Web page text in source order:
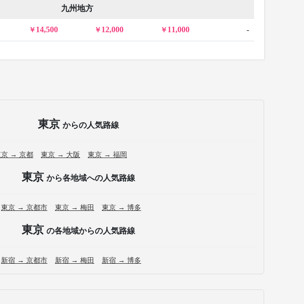
九州地方
14,500 12,000 11,000 -
東京 からの人気路線
京 → 京都 東京 → 大阪 東京 → 福岡
東京 から各地域への人気路線
東京 → 京都市 東京 → 梅田 東京 → 博多
東京 の各地域からの人気路線
新宿 → 京都市 新宿 → 梅田 新宿 → 博多